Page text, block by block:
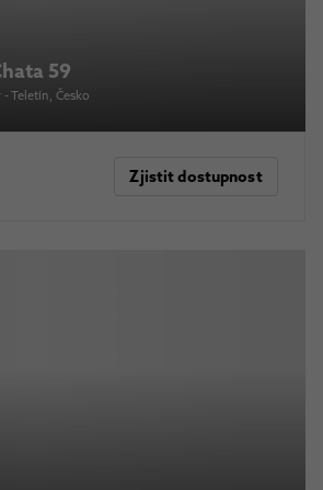
59
- Teletín , Česko
Zjistit dostupnost